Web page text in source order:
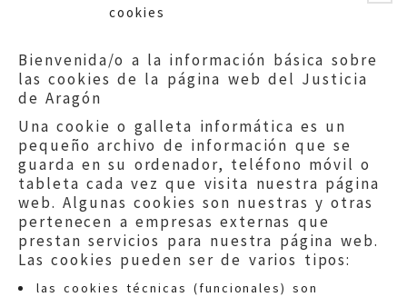
cookies
Bienvenida/o a la información básica sobre
las cookies de la página web del Justicia
de Aragón
Una cookie o galleta informática es un
pequeño archivo de información que se
guarda en su ordenador, teléfono móvil o
tableta cada vez que visita nuestra página
web. Algunas cookies son nuestras y otras
pertenecen a empresas externas que
prestan servicios para nuestra página web.
Las cookies pueden ser de varios tipos:
las cookies técnicas (funcionales) son